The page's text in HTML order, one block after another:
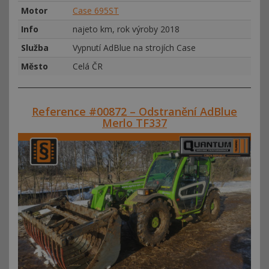
Motor
Case 695ST
Info
najeto km, rok výroby 2018
Služba
Vypnutí AdBlue na strojích Case
Město
Celá ČR
Reference #00872 – Odstranění AdBlue
Merlo TF337